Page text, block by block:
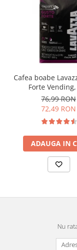
Cafea boabe
Forte
76,99 RON
72,49 RON
ADAUGA IN
Nu